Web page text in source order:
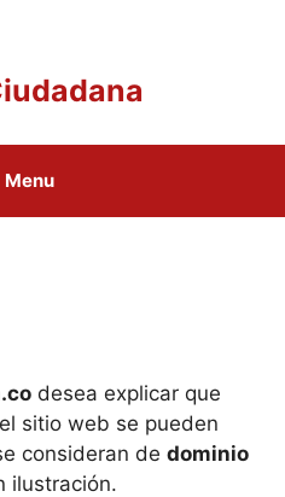
Menu
desea explicar que
sitio web se pueden
consideran de dominio
ilustración.